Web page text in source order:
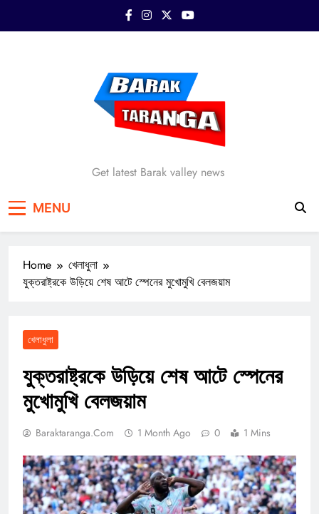
Barak Taranga
Get latest Barak valley news
MENU
Home
খেলাধুলা
যুক্তরাষ্ট্রকে উড়িয়ে শেষ আটে স্পেনের মুখোমুখি বেলজয়াম
খেলাধুলা
যুক্তরাষ্ট্রকে উড়িয়ে শেষ আটে স্পেনের
মুখোমুখি বেলজয়াম
Baraktaranga.com 1 Month Ago 0 1 Mins